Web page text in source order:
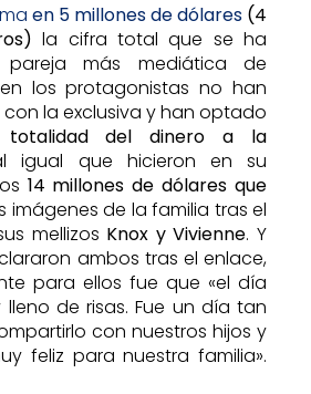
en 5 millones de dólares (4
la cifra total que se ha
más mediática de
los protagonistas no han
la exclusiva y han optado
del dinero a la
igual que hicieron en su
14 millones de dólares que
imágenes de la familia tras el
mellizos Knox y Vivienne. Y
ambos tras el enlace,
para ellos fue que «el día
de risas. Fue un día tan
con nuestros hijos y
feliz para nuestra familia».